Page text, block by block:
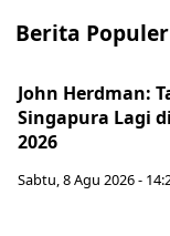
Berita Populer
John Herdman:
Singapura Lagi
2026
Sabtu, 8 Agu 2026 -